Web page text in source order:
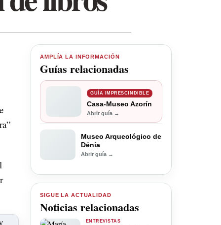
AMPLÍA LA INFORMACIÓN
Guías relacionadas
GUÍA IMPRESCINDIBLE
Casa-Museo Azorín
Abrir guía →
Museo Arqueológico de
Dénia
Abrir guía →
SIGUE LA ACTUALIDAD
Noticias relacionadas
ENTREVISTAS